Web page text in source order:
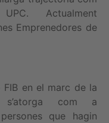
Actualment
Emprenedores de
FIB en el marc de la
s’atorga com a
que hagin